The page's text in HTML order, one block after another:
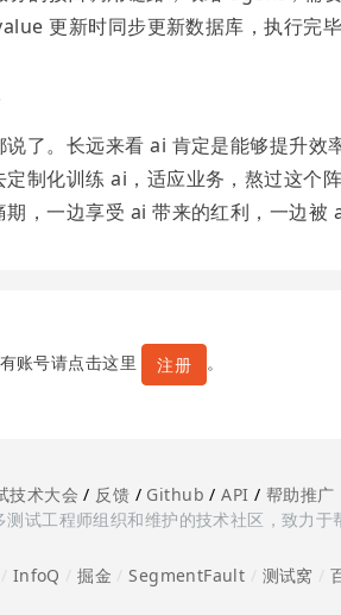
更新时同步更新数据库，执行完
了。长远来看 ai 肯定是能够提升效
制化训练 ai，适应业务，熬过这个
，一边享受 ai 带来的红利，一边被
账号请点击这里 注册 。
技术大会 / 反馈 / Github /API / 帮助推广
试工程师组织和维护的技术社区，致力
InfoQ /掘金 /SegmentFault 测试窝 /